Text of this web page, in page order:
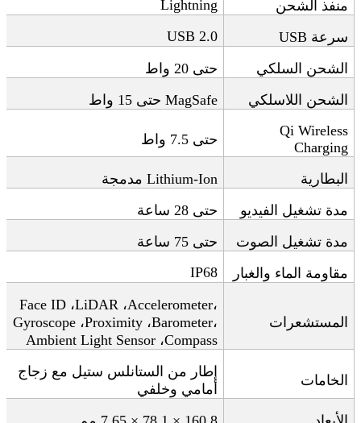
منفذ الشحن
Lightning
سرعة USB
USB 2.0
الشحن السلكي
حتى 20 واط
الشحن اللاسلكي
MagSafe حتى 15 واط
Qi Wireless
Charging
حتى 7.5 واط
البطارية Lithium-Ion مدمجة
مدة تشغيل الفيديو
حتى 28 ساعة
مدة تشغيل الصوت
حتى 75 ساعة
مقاومة الماء والغبار
IP68
المستشعرات
Face ID،LiDAR ،Accelerometer،
Gyroscope،Proximity،Barometer،
Ambient Light Sensor،Compass
الخامات
إطار من الستانلس ستيل مع زجاج
أمامي وخلفي